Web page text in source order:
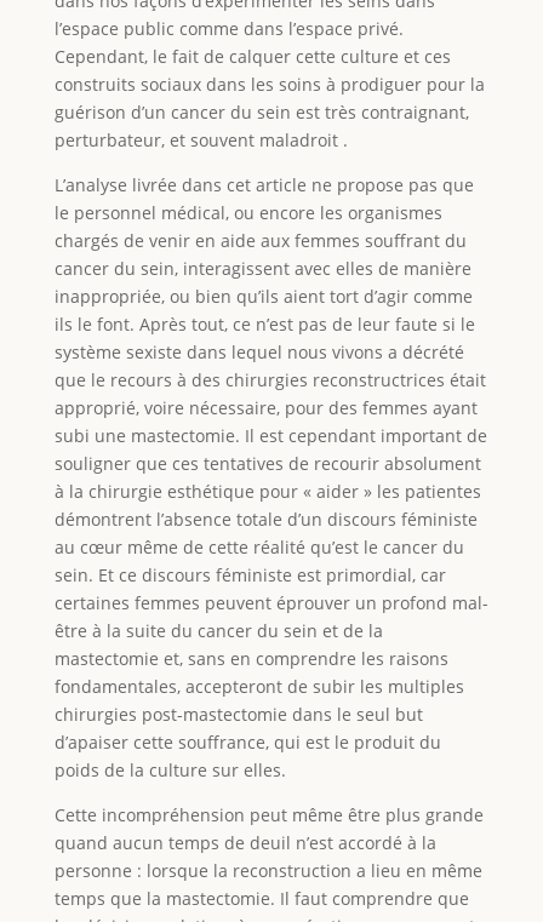
l’espace public comme dans l’espace privé.
Cependant, le fait de calquer cette culture et ces
construits sociaux dans les soins à prodiguer pour la
guérison d’un cancer du sein est très contraignant,
perturbateur, et souvent maladroit .
L’analyse livrée dans cet article ne propose pas que
le personnel médical, ou encore les organismes
chargés de venir en aide aux femmes souffrant du
cancer du sein, interagissent avec elles de manière
inappropriée, ou bien qu’ils aient tort d’agir comme
ils le font. Après tout, ce n’est pas de leur faute si le
système sexiste dans lequel nous vivons a décrété
que le recours à des chirurgies reconstructrices était
approprié, voire nécessaire, pour des femmes ayant
subi une mastectomie. Il est cependant important de
souligner que ces tentatives de recourir absolument
à la chirurgie esthétique pour « aider » les patientes
démontrent l’absence totale d’un discours féministe
au cœur même de cette réalité qu’est le cancer du
sein. Et ce discours féministe est primordial, car
certaines femmes peuvent éprouver un profond mal-
être à la suite du cancer du sein et de la
mastectomie et, sans en comprendre les raisons
fondamentales, accepteront de subir les multiples
chirurgies post-mastectomie dans le seul but
d’apaiser cette souffrance, qui est le produit du
poids de la culture sur elles.
Cette incompréhension peut même être plus grande
quand aucun temps de deuil n’est accordé à la
personne : lorsque la reconstruction a lieu en même
temps que la mastectomie. Il faut comprendre que